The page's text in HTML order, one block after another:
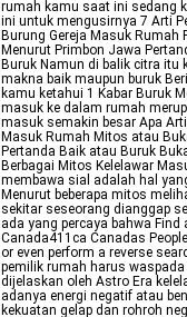
rumah kamu saat ini sedang
ini untuk mengusirnya 7 Arti
Burung Gereja Masuk
Menurut Primbon Jawa
Buruk Namun di balik citra itu
makna baik maupun buruk
kamu ketahui 1 Kabar Buruk
masuk ke dalam rumah
masuk semakin besar Apa
Masuk Rumah Mitos atau
Pertanda Baik atau Buruk
Berbagai Mitos Kelelawar
membawa sial adalah hal
Menurut beberapa mitos
sekitar seseorang dianggap
ada yang percaya bahwa
Canada411ca Canadas
or even perform a reverse
pemilik rumah harus
dijelaskan oleh Astro Era
adanya energi negatif atau
kekuatan gelap dan rohroh